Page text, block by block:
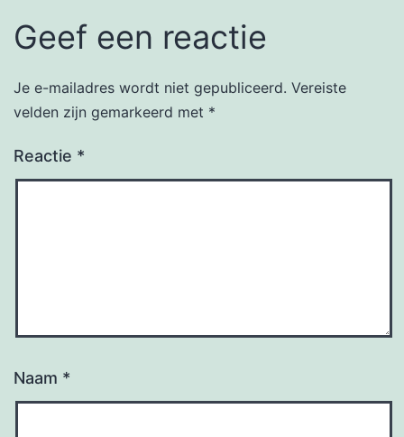
Geef een reactie
Je e-mailadres wordt niet gepubliceerd. Vereiste
velden zijn gemarkeerd met *
Reactie *
Naam *